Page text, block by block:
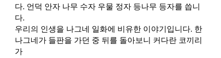
다. 언덕 안자 나무 수자 우물 정자 등나무 등자를 씁니
다.
우리의 인생을 나그네 일화에 비유한 이야기입니다. 한
나그네가 들판을 가던 중 뒤를 돌아보니 커다란 코끼리
가